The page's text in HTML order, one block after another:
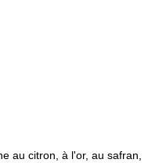
au citron, à l'or, au safran,